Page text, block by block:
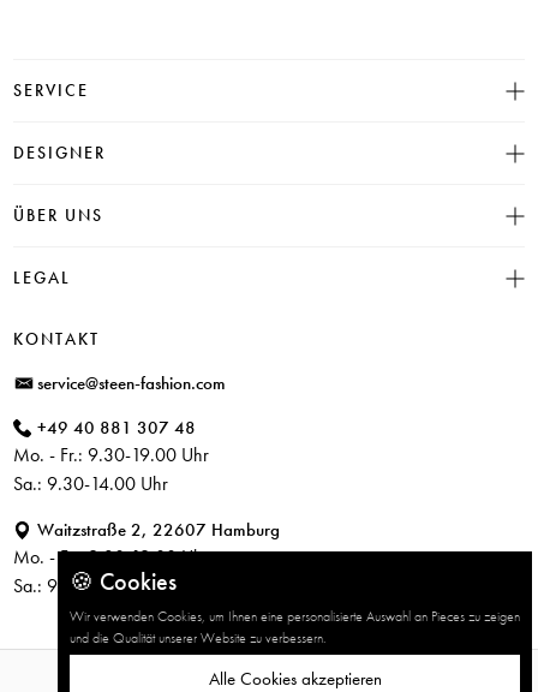
SERVICE
Größentabelle
Häufige Fragen
Rücksendung
DESIGNER
INSIEME
JUVIA
CANDICE COOPER
+ Mehr Designer
ÜBER UNS
Historie
LEGAL
Impressum
KONTAKT
service@steen-fashion.com
+49 40 881 307 48
Mo. - Fr.: 9.30-19.00 Uhr
Sa.: 9.30-14.00 Uhr
Waitzstraße 2, 22607 Hamburg
Mo. - Fr.: 9.30-19.00 Uhr
Sa.: 9.30-14.00 Uhr
🍪 Cookies
Wir verwenden Cookies, um Ihnen eine personalisierte Auswahl an Pieces zu zeigen
und die Qualität unserer Website zu verbessern.
Alle Cookies akzeptieren